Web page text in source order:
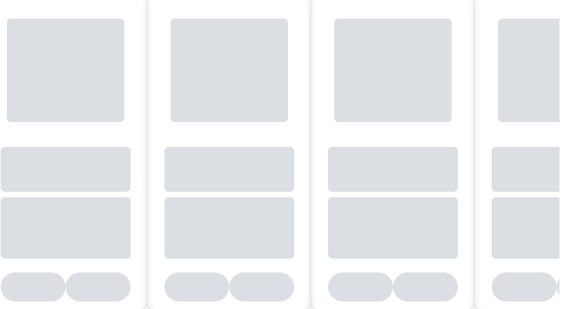
mm. 100
Merking RC55 5x5
mm. 100
merkepunkter 11-